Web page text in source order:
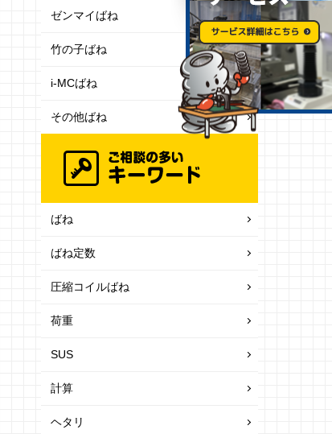
ゼンマイばね
竹の子ばね
i-MCばね
その他ばね
ばね
ばね定数
圧縮コイルばね
荷重
SUS
計算
ヘタリ